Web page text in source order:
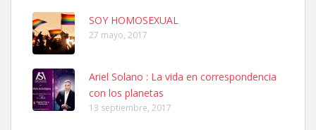
Ninfa perdida
El día 5 se los perdió una ninfa papillera, asustada tiene miedo a la
calle, se perdió por la zon...
SOY HOMOSEXUAL
27 mayo, 2017
Ariel Solano : La vida en correspondencia
con los planetas
13 septiembre, 2017